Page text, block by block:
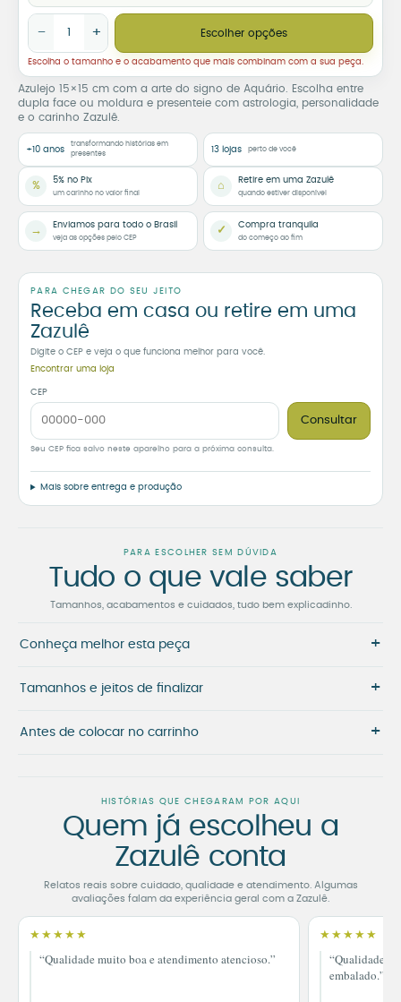
Azulejo 15×15 cm com a arte do signo de Aquário. Escolha entre
dupla face ou moldura e presenteie com astrologia, personalidade
e o carinho Zazulê.
Azulejo Decorativo Signo de Aquário quantidade
− + Escolher opções
Escolha o tamanho e o acabamento que mais combinam com a sua peça.
+10 anos
transformando histórias em
presentes
13 lojas perto de você
% 5% no Pix
um carinho no valor final
⌂ Retire em uma Zazulê
quando estiver disponível
→ Enviamos para todo o Brasil
veja as opções pelo CEP
✓ Compra tranquila
do começo ao fim
PARA CHEGAR DO SEU JEITO
Receba em casa ou retire em uma
Zazulê
Digite o CEP e veja o que funciona melhor para você.
Encontrar uma loja
CEP
Consultar
Seu CEP fica salvo neste aparelho para a próxima consulta.
Mais sobre entrega e produção
PARA ESCOLHER SEM DÚVIDA
Tudo o que vale saber
Tamanhos, acabamentos e cuidados, tudo bem explicadinho.
Conheça melhor esta peça +
Tamanhos e jeitos de finalizar +
Antes de colocar no carrinho +
HISTÓRIAS QUE CHEGARAM POR AQUI
Quem já escolheu a
Zazulê conta
Relatos reais sobre cuidado, qualidade e atendimento. Algumas
avaliações falam da experiência geral com a Zazulê.
★★★★★
“Qualidade muito boa e atendimento atencioso.”
★★★★★
“Qualidade
embalado.”